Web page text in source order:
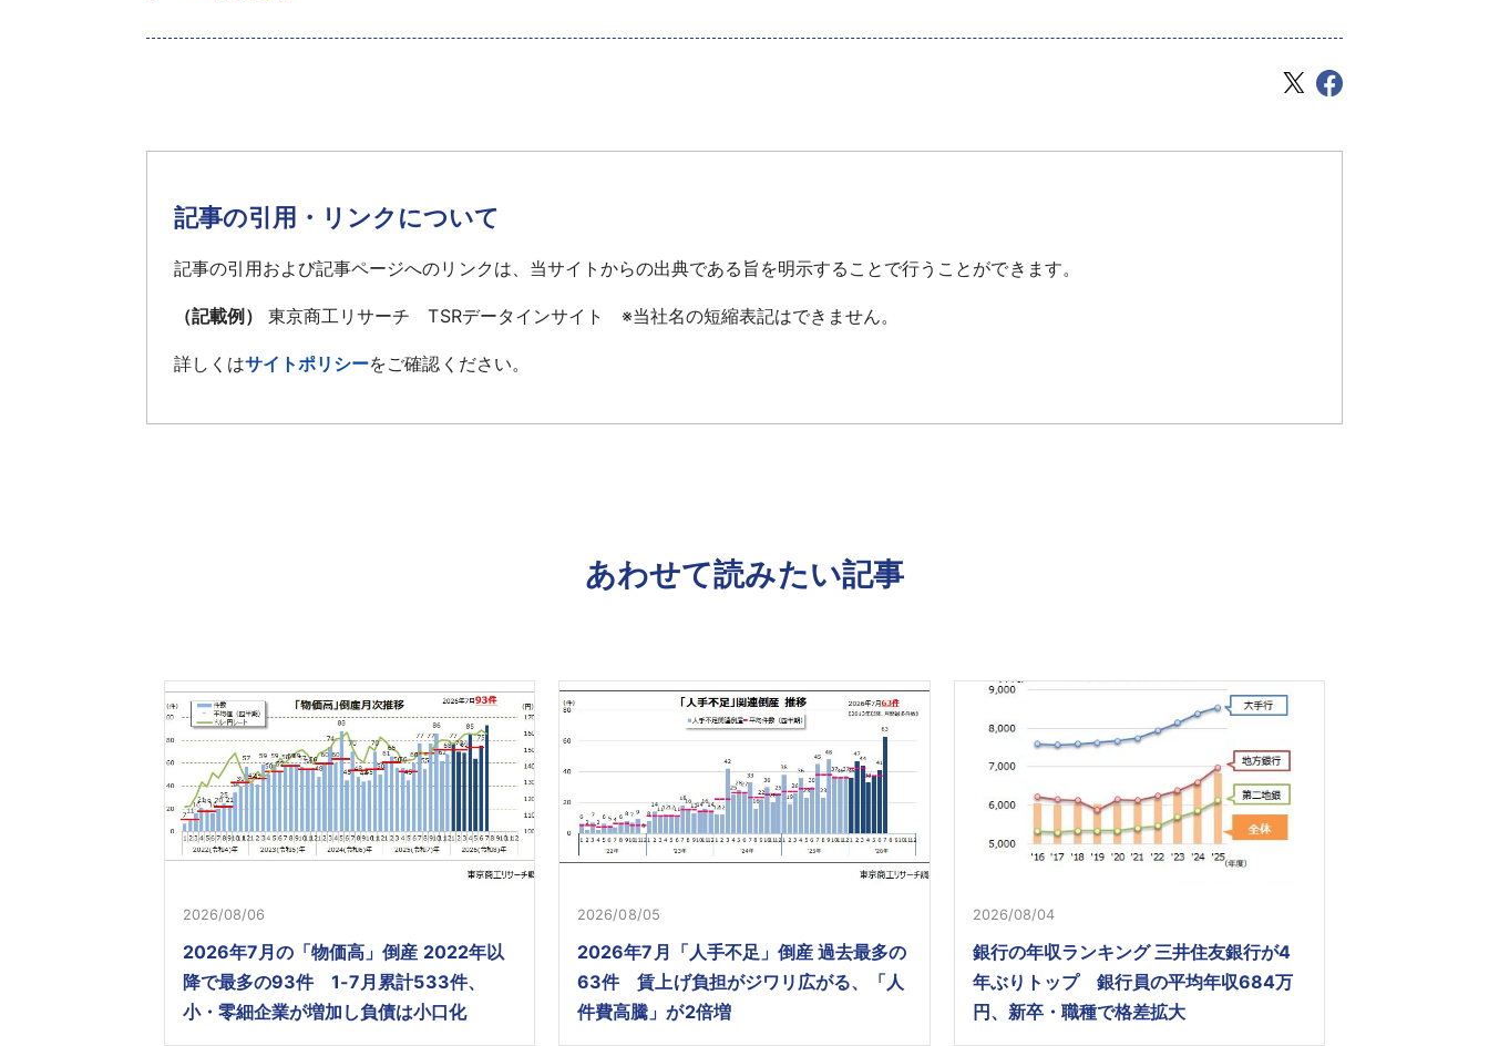
記事の引用・リンクについて
記事の引用および記事ページへのリンクは、当サイトからの出典である旨を明示することで行うことができます。
（記載例） 東京商工リサーチ TSRデータインサイト ※当社名の短縮表記はできません。
詳しくはサイトポリシーをご確認ください。
あわせて読みたい記事
2026/08/06
2026年7月の「物価高」倒産 2022年以
降で最多の93件 1-7月累計533件、
小・零細企業が増加し負債は小口化
2026/08/05
2026年7月「人手不足」倒産 過去最多の
63件 賃上げ負担がジワリ広がる、「人
件費高騰」が2倍増
2026/08/04
銀行の年収ランキング 三井住友銀行が4
年ぶりトップ 銀行員の平均年収684万
円、新卒・職種で格差拡大